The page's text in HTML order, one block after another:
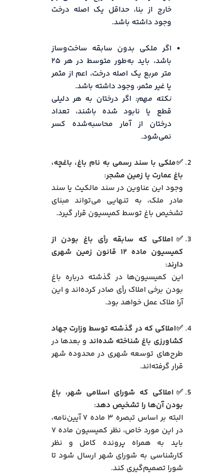
خارج از بنا، حداقل یک اصله درخت
وجود داشته باشد.
اگر ملکی بدون سابقه ساخت‌وساز
باشد، باید به‌طور متوسط در هر ۲۵
متر مربع یک اصله درخت، اعم از مثمر
یا غیر مثمر، وجود داشته باشد.
نکته مهم: اگر درختان به هر دلیلی
قطع یا نابود شده باشند، تعداد
درختان از آمار محاسبه‌شده کسر
نمی‌شود.
✅ملکی با سند رسمی به نام باغ، باغچه،
باغ عمارت یا زمین مشجر:
وجود این عناوین در سند مالکیت یا سند
مادر ملک، به تنهایی می‌تواند مبنای
تشخیص باغ توسط کمیسیون قرار گیرد.
✅املاکی که سابقه رأی باغ بودن از
کمیسیون ماده ۱۲ قانون زمین شهری
دارند:
این کمیسیون‌ها در گذشته درباره باغ
بودن برخی املاک رأی صادر کرده‌اند و این
آرا ملاک عمل خواهد بود.
✅املاکی که در گذشته توسط وزارت جهاد
کشاورزی باغ شناخته شده‌اند و بعدها در
طرح‌های توسعه شهری در محدوده شهر
قرار گرفته‌اند.
✅املاکی که شورای اسلامی شهر، باغ
بودن آن‌ها را تشخیص دهد:
البته بر اساس تبصره ۳ ماده ۷ آیین‌نامه،
در این مورد خاص، نظر کمیسیون ماده ۷
باید به همراه پرونده کامل و نظر
کارشناسی به شورای شهر ارسال شود تا
شورا تصمیم‌گیری کند.